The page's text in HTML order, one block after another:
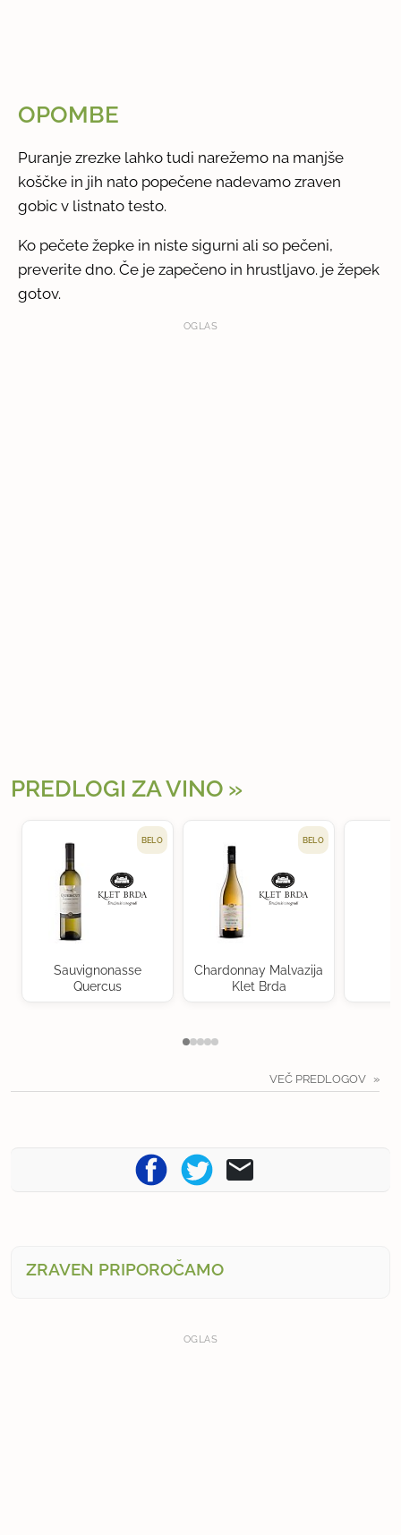
OPOMBE
Puranje zrezke lahko tudi narežemo na manjše
koščke in jih nato popečene nadevamo zraven
gobic v listnato testo.
Ko pečete žepke in niste sigurni ali so pečeni,
preverite dno. Če je zapečeno in hrustljavo. je žepek
gotov.
OGLAS
PREDLOGI ZA VINO
BELO
Sauvignonasse
Quercus
BELO
Chardonnay Malvazija
Klet Brda
VEČ PREDLOGOV
ZRAVEN PRIPOROČAMO
OGLAS